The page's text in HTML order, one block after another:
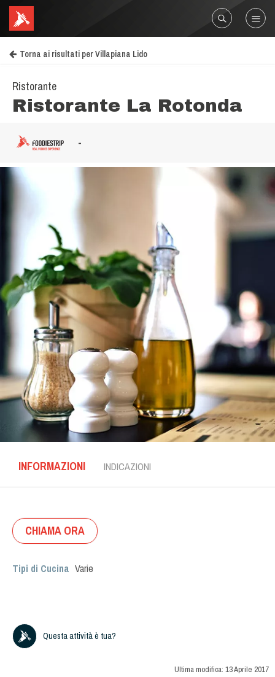
Torna ai risultati per Villapiana Lido
Ristorante
Ristorante La Rotonda
-
INFORMAZIONI INDICAZIONI
CHIAMA ORA
Tipi di Cucina Varie
Questa attività è tua?
Ultima modifica: 13 Aprile 2017